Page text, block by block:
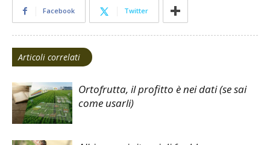
Facebook Twitter
Articoli correlati
Ortofrutta, il profitto è nei dati (se sai
come usarli)